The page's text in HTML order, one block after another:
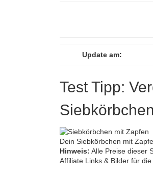
Update am:
Test Tipp:
Dein Siebkörbchen mit
Hinweis: Alle Preise dieser
Affiliate Links & Bilder für